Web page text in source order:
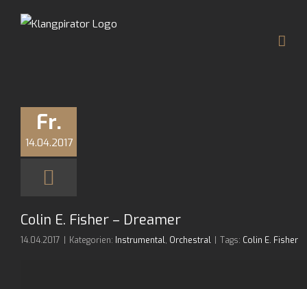
Fr.
14.04.2017
Colin E. Fisher – Dreamer
14.04.2017 Kategorien: Instrumental, Orchestral Tags: Colin E. Fisher